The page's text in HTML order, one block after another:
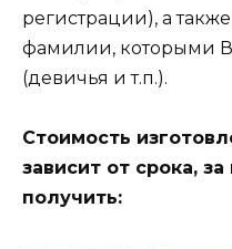
регистрации), а
фамилии, которыми
(девичья и т.п.).
Стоимость
зависит от срока,
получить: